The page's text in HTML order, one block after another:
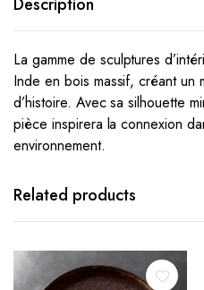
La gamme de sculptures
Inde en bois massif, créant un
d’histoire. Avec sa silhouette
pièce inspirera la connexion
environnement.
Related products